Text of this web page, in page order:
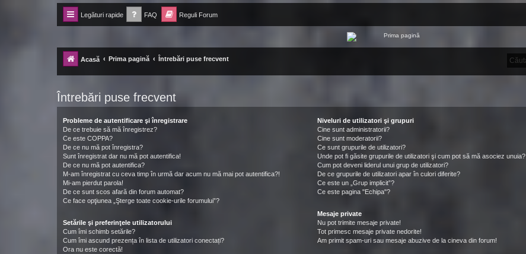
Legături rapide FAQ Reguli Forum
Forum Ecolomania™®
-= Idei pentru viitor =-
Acasă Prima pagină Întrebări puse frecvent
Întrebări puse frecvent
Probleme de autentificare şi înregistrare
De ce trebuie să mă înregistrez?
Ce este COPPA?
De ce nu mă pot înregistra?
Sunt înregistrat dar nu mă pot autentifica!
De ce nu mă pot autentifica?
M-am înregistrat cu ceva timp în urmă dar acum nu mă mai pot autentifica?!
Mi-am pierdut parola!
De ce sunt scos afară din forum automat?
Ce face opţiunea „Şterge toate cookie-urile forumului”?
Setările şi preferinţele utilizatorului
Cum îmi schimb setările?
Cum îmi ascund prezența în lista de utilizatori conectați?
Ora nu este corectă!
Niveluri de utilizatori şi grupuri
Cine sunt administratorii?
Cine sunt moderatorii?
Ce sunt grupurile de utilizatori?
Unde pot fi găsite grupurile de utilizatori şi cum pot să mă asociez unuia?
Cum pot deveni liderul unui grup de utilizatori?
De ce grupurile de utilizatori apar în culori diferite?
Ce este un „Grup implicit”?
Ce este pagina "Echipa"?
Mesaje private
Nu pot trimite mesaje private!
Tot primesc mesaje private nedorite!
Am primit spam-uri sau mesaje abuzive de la cineva din forum!